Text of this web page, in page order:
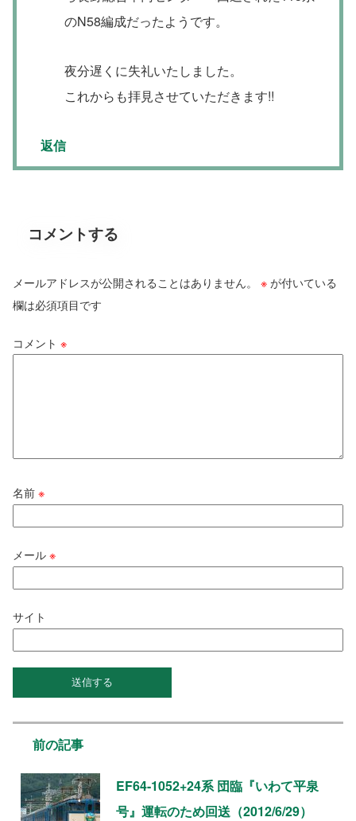
のN58編成だったようです。
夜分遅くに失礼いたしました。
これからも拝見させていただきます!!
返信
コメントする
メールアドレスが公開されることはありません。 ※が付いている
欄は必須項目です
コメント ※
名前※
メール※
サイト
前の記事
EF64-1052+24系 団臨『いわて平泉
号』運転のため回送（2012/6/29）